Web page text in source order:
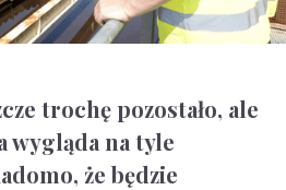
trochę pozostało, ale
wygląda na tyle
że będzie